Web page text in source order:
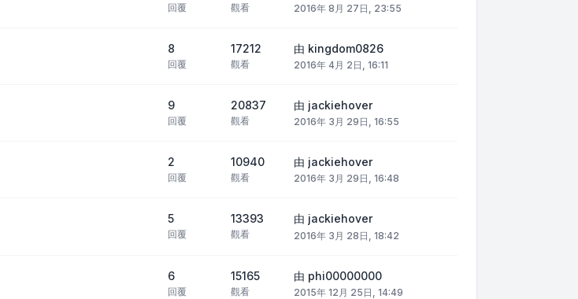
回覆 觀看 2016年 8月 27日, 23:55
8
回覆
17212
觀看
由 kingdom0826
2016年 4月 2日, 16:11
9
回覆
20837
觀看
由 jackiehover
2016年 3月 29日, 16:55
2
回覆
10940
觀看
由 jackiehover
2016年 3月 29日, 16:48
5
回覆
13393
觀看
由 jackiehover
2016年 3月 28日, 18:42
6
回覆
15165
觀看
由 phi00000000
2015年 12月 25日, 14:49